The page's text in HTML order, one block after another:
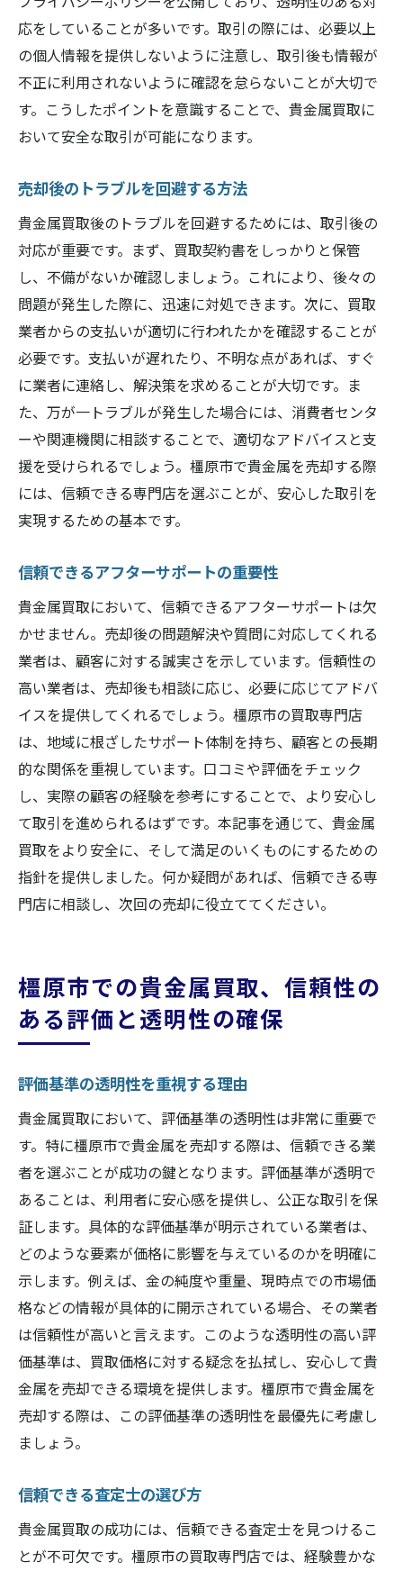
応をしていることが多いです。取引の際には、必要以上
の個人情報を提供しないように注意し、取引後も情報が
不正に利用されないように確認を怠らないことが大切で
す。こうしたポイントを意識することで、貴金属買取に
おいて安全な取引が可能になります。
売却後のトラブルを回避する方法
貴金属買取後のトラブルを回避するためには、取引後の
対応が重要です。まず、買取契約書をしっかりと保管
し、不備がないか確認しましょう。これにより、後々の
問題が発生した際に、迅速に対処できます。次に、買取
業者からの支払いが適切に行われたかを確認することが
必要です。支払いが遅れたり、不明な点があれば、すぐ
に業者に連絡し、解決策を求めることが大切です。ま
た、万が一トラブルが発生した場合には、消費者センタ
ーや関連機関に相談することで、適切なアドバイスと支
援を受けられるでしょう。橿原市で貴金属を売却する際
には、信頼できる専門店を選ぶことが、安心した取引を
実現するための基本です。
信頼できるアフターサポートの重要性
貴金属買取において、信頼できるアフターサポートは欠
かせません。売却後の問題解決や質問に対応してくれる
業者は、顧客に対する誠実さを示しています。信頼性の
高い業者は、売却後も相談に応じ、必要に応じてアドバ
イスを提供してくれるでしょう。橿原市の買取専門店
は、地域に根ざしたサポート体制を持ち、顧客との長期
的な関係を重視しています。口コミや評価をチェック
し、実際の顧客の経験を参考にすることで、より安心し
て取引を進められるはずです。本記事を通じて、貴金属
買取をより安全に、そして満足のいくものにするための
指針を提供しました。何か疑問があれば、信頼できる専
門店に相談し、次回の売却に役立ててください。
橿原市での貴金属買取、信頼性の
ある評価と透明性の確保
評価基準の透明性を重視する理由
貴金属買取において、評価基準の透明性は非常に重要で
す。特に橿原市で貴金属を売却する際は、信頼できる業
者を選ぶことが成功の鍵となります。評価基準が透明で
あることは、利用者に安心感を提供し、公正な取引を保
証します。具体的な評価基準が明示されている業者は、
どのような要素が価格に影響を与えているのかを明確に
示します。例えば、金の純度や重量、現時点での市場価
格などの情報が具体的に開示されている場合、その業者
は信頼性が高いと言えます。このような透明性の高い評
価基準は、買取価格に対する疑念を払拭し、安心して貴
金属を売却できる環境を提供します。橿原市で貴金属を
売却する際は、この評価基準の透明性を最優先に考慮し
ましょう。
信頼できる査定士の選び方
貴金属買取の成功には、信頼できる査定士を見つけるこ
とが不可欠です。橿原市の買取専門店では、経験豊かな